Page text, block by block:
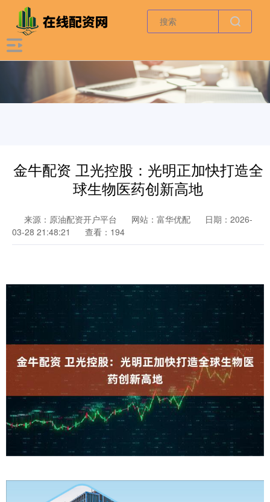
金牛配资 卫光控股：光明正加快打造全
球生物医药创新高地
来源：原油配资开户平台 网站：富华优配
日期：2026-
03-28 21:48:21
查看：194